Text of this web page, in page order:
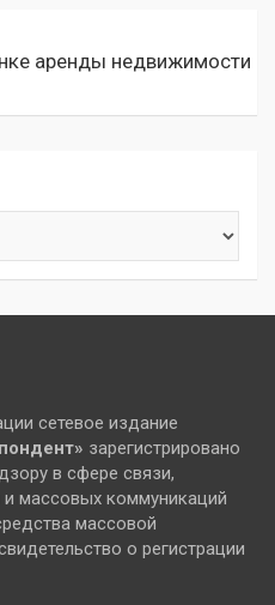
аренды недвижимости
сетевое издание
зарегистрировано
в сфере связи,
массовых коммуникаций
массовой
о регистрации